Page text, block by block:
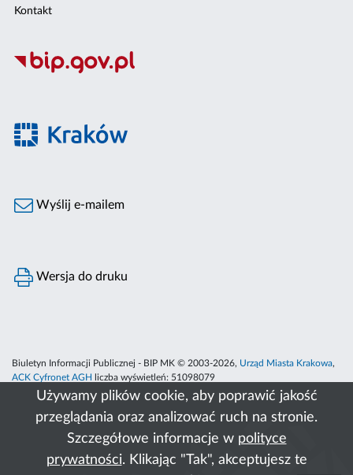
Używamy plików cookie, aby poprawić jakość
przeglądania oraz analizować ruch na stronie.
Szczegółowe informacje w polityce
prywatności. Klikając "Tak", akceptujesz te
Kontakt
Wyślij e-mailem
Wersja do druku
Biuletyn Informacji Publicznej - BIP MK © 2003-2026, Urząd Miasta Krakowa,
ACK Cyfronet AGH
liczba wyświetleń: 51098079